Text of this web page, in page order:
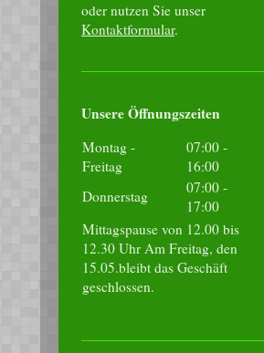
oder nutzen Sie unser
Kontaktformular.
Unsere Öffnungszeiten
Montag -
Freitag
07:00 -
16:00
Donnerstag
07:00 -
17:00
Mittagspause von 12.00 bis
12.30 Uhr Am Freitag, den
15.05.bleibt das Geschäft
geschlossen.